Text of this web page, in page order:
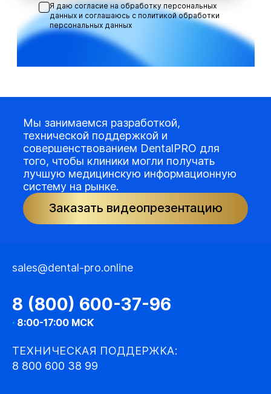
Я даю согласие на обработку персональных
данных и соглашаюсь с политикой обработки
персональных данных
Мы занимаемся разработкой,
технической поддержкой и
совершенствованием DentalPRO для
того, чтобы клиники могли получать
лучшую медицинскую информационную
систему на рынке.
Заказать видеопрезентацию
sales@dental-pro.online
8 (800) 600-37-96
· 8:00-17:00 МСК
ТЕХНИЧЕСКАЯ ПОДДЕРЖКА:
8 800 600 38 99